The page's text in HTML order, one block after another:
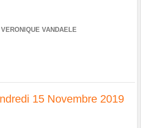
VERONIQUE VANDAELE
15 Novembre 2019